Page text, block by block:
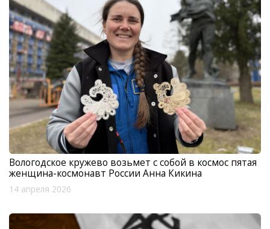
Вологодское кружево возьмет с собой в космос пятая
женщина-космонавт России Анна Кикина
14 апреля 2026